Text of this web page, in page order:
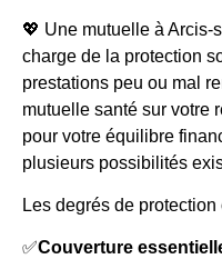
💖 Une mutuelle à Arcis-
charge de la protection
prestations peu ou mal
mutuelle santé sur votre
pour votre équilibre
plusieurs possibilités
Les degrés de protection
✅Couverture